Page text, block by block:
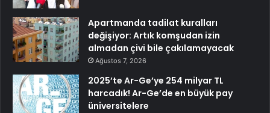
Apartmanda tadilat kuralları
değişiyor: Artık komşudan izin
almadan çivi bile çakılamayacak
Ağustos 7, 2026
2025’te Ar-Ge’ye 254 milyar TL
harcadık! Ar-Ge’de en büyük pay
üniversitelere